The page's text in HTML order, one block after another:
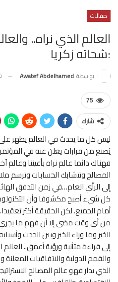
مقالات
العالم الذي نراه..
:شحاته زكريا
بواسطة Awatef Abdelhamed
75
شارك
ليس كل ما يحدث في العالم يظهر
يُصنع من قرارات يعلن عنه في
فهناك دائما عالم نراه بأعيننا وعالم
المصالح وتتشابك الحسابات وترسم
إلى الرأي العام…في زمن التدفق
كل شيء أصبح مكشوفا وأن
أمام الجميع. لكن الحقيقة أكثر
من أي وقت مضى إلا أن فهم ما يجري
الخبر وما وراء الخبر وبين الحدث
إلى قراءة متأنية ورؤية أعمق..
والقمم الدولية والاتفاقيات المعلنة
الذي يدار فهو عالم المصالح